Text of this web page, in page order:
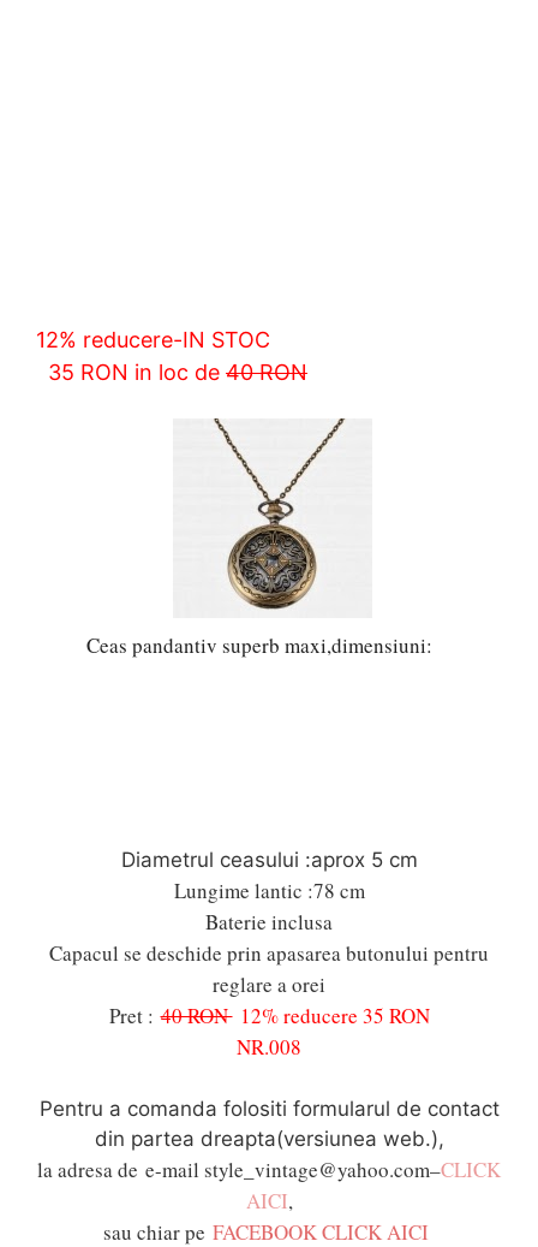
12% reducere-IN STOC
35 RON in loc de 40 RON
Ceas pandantiv superb maxi,dimensiuni:
Diametrul ceasului :aprox 5 cm
Lungime lantic :78 cm
Baterie inclusa
Capacul se deschide prin apasarea butonului pentru
reglare a orei
Pret : 40 RON12% reducere 35 RON
NR.008
Pentru a comanda folositi formularul de contact
din partea dreapta(versiunea web.),
la adresa de e-mail style_vintage@yahoo.com–CLICK
AICI,
sau chiar pe FACEBOOK CLICK AICI